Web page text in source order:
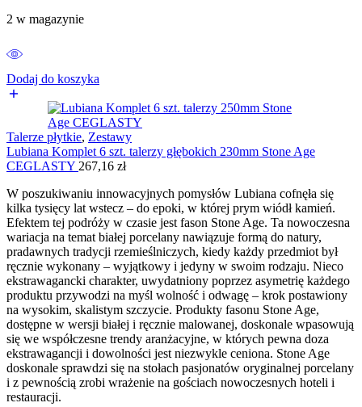
2 w magazynie
Dodaj do koszyka
Talerze płytkie, Zestawy
Lubiana Komplet 6 szt. talerzy głębokich 230mm Stone Age
CEGLASTY 267,16 zł
W poszukiwaniu innowacyjnych pomysłów Lubiana cofnęła się
kilka tysięcy lat wstecz – do epoki, w której prym wiódł kamień.
Efektem tej podróży w czasie jest fason Stone Age. Ta nowoczesna
wariacja na temat białej porcelany nawiązuje formą do natury,
pradawnych tradycji rzemieślniczych, kiedy każdy przedmiot był
ręcznie wykonany – wyjątkowy i jedyny w swoim rodzaju. Nieco
ekstrawagancki charakter, uwydatniony poprzez asymetrię każdego
produktu przywodzi na myśl wolność i odwagę – krok postawiony
na wysokim, skalistym szczycie. Produkty fasonu Stone Age,
dostępne w wersji białej i ręcznie malowanej, doskonale wpasowują
się we współczesne trendy aranżacyjne, w których pewna doza
ekstrawagancji i dowolności jest niezwykle ceniona. Stone Age
doskonale sprawdzi się na stołach pasjonatów oryginalnej porcelany
i z pewnością zrobi wrażenie na gościach nowoczesnych hoteli i
restauracji.